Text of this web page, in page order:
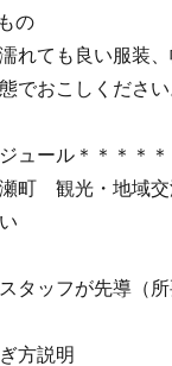
の
れても良い服装
おこしください
ュール＊＊＊＊＊
町 観光・地域交
タッフが先導（所
方説明